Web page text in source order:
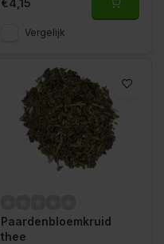
Vergelijk
Paardenbloemkruid
thee